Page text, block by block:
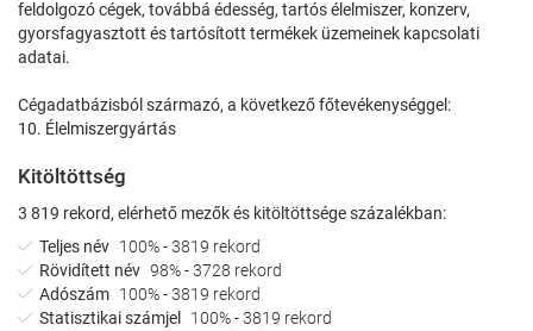
feldolgozó cégek, továbbá édesség, tartós élelmiszer, konzerv,
gyorsfagyasztott és tartósított termékek üzemeinek kapcsolati
adatai.
Cégadatbázisból származó, a következő főtevékenységgel:
10. Élelmiszergyártás
Kitöltöttség
3 819 rekord, elérhető mezők és kitöltöttsége százalékban:
Teljes név 100% - 3819 rekord
Rövidített név 98% - 3728 rekord
Adószám 100% - 3819 rekord
Statisztikai számjel
100% - 3819 rekord